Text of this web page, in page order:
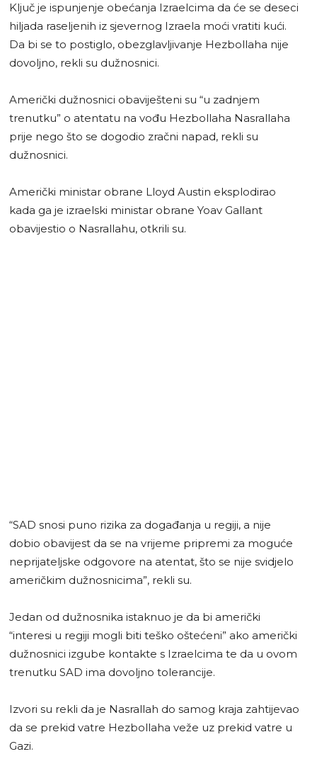
Ključ je ispunjenje obećanja Izraelcima da će se deseci
hiljada raseljenih iz sjevernog Izraela moći vratiti kući.
Da bi se to postiglo, obezglavljivanje Hezbollaha nije
dovoljno, rekli su dužnosnici.
Američki dužnosnici obaviješteni su “u zadnjem
trenutku” o atentatu na vođu Hezbollaha Nasrallaha
prije nego što se dogodio zračni napad, rekli su
dužnosnici.
Američki ministar obrane Lloyd Austin eksplodirao
kada ga je izraelski ministar obrane Yoav Gallant
obavijestio o Nasrallahu, otkrili su.
“SAD snosi puno rizika za događanja u regiji, a nije
dobio obavijest da se na vrijeme pripremi za moguće
neprijateljske odgovore na atentat, što se nije svidjelo
američkim dužnosnicima”, rekli su.
Jedan od dužnosnika istaknuo je da bi američki
“interesi u regiji mogli biti teško oštećeni” ako američki
dužnosnici izgube kontakte s Izraelcima te da u ovom
trenutku SAD ima dovoljno tolerancije.
Izvori su rekli da je Nasrallah do samog kraja zahtijevao
da se prekid vatre Hezbollaha veže uz prekid vatre u
Gazi.